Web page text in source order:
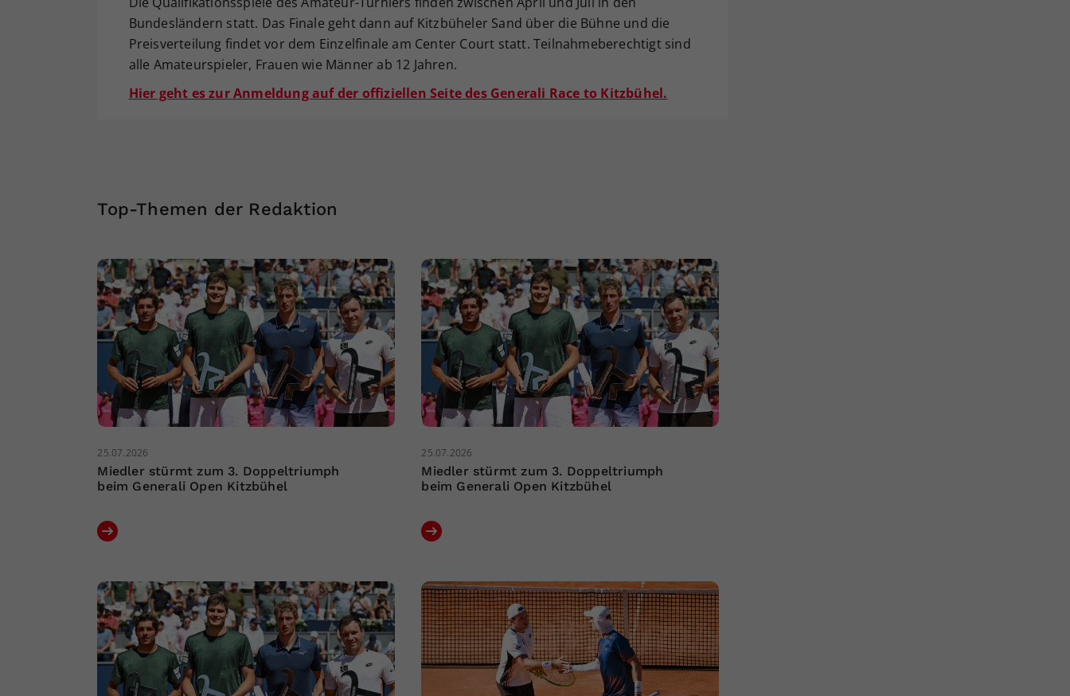
Bundesländern statt. Das Finale geht dann auf Kitzbüheler Sand über die Bühne und die
Preisverteilung findet vor dem Einzelfinale am Center Court statt. Teilnahmeberechtigt sind
alle Amateurspieler, Frauen wie Männer ab 12 Jahren.
Hier geht es zur Anmeldung auf der offiziellen Seite des Generali Race to Kitzbühel.
Top-Themen der Redaktion
25.07.2026
Miedler stürmt zum 3. Doppeltriumph
beim Generali Open Kitzbühel
25.07.2026
Miedler stürmt zum 3. Doppeltriumph
beim Generali Open Kitzbühel